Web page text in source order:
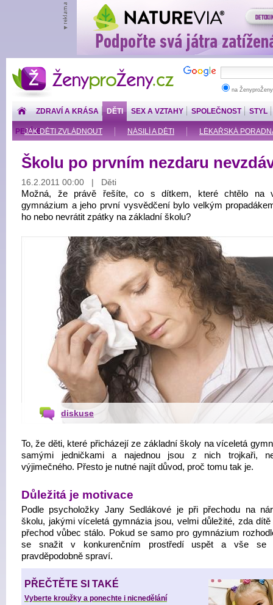
ŽenyproŽeny.cz
na
ZDRAVÍ A KRÁSA DĚTI
JAK DĚTI ZVLÁDNOUT NÁSILÍ A DĚTI LÉKAŘSKÁ
SEX A VZTAHY SPOLEČNOST STYL
PENÍZE
Školu po prvním nezdaru
16.2.2011 00:00 | Děti
Možná, že právě řešíte, co s dítkem, které chtělo na
gymnázium a jeho první vysvědčení bylo velkým
ho nebo nevrátit zpátky na základní školu?
diskuse
To, že děti, které přicházejí ze základní školy na víceletá
samými jedničkami a najednou jsou z nich trojkaři,
výjimečného. Přesto je nutné najít důvod, proč tomu tak je.
Důležitá je motivace
Podle psycholožky Jany Sedlákové je při přechodu na
školu, jakými víceletá gymnázia jsou, velmi důležité, zda dítě
přechod vůbec stálo. Pokud se samo pro gymnázium
se snažit v konkurenčním prostředí uspět a vše se
pravděpodobně spraví.
PŘEČTĚTE SI TAKÉ
Vyberte kroužky a ponechte i nicnedělání